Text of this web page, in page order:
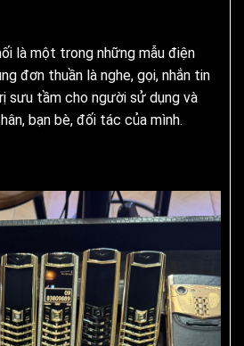
là một trong những mẫu điện
đơn thuần là nghe, gọi, nhắn tin
sưu tầm cho người sử dụng và
bạn bè, đối tác của mình.